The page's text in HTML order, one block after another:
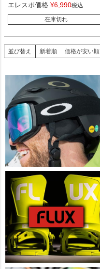
エレスポ価格 ¥6,990税込
在庫切れ
並び替え 新着順 価格が安い順